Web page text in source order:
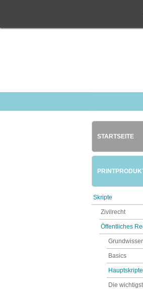
STARTSEITE
Skripte
Zivilrecht
Öffentliches
Basics
Hauptskripte
Die